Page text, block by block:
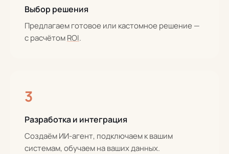
Выбор решения
Предлагаем готовое или кастомное решение —
с расчётомROI.
3
Разработка и интеграция
Создаём ИИ-агент, подключаем к вашим
системам, обучаем на ваших данных.